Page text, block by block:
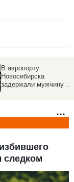
В аэропорту
Новосибирска
задержали мужчину с
следком